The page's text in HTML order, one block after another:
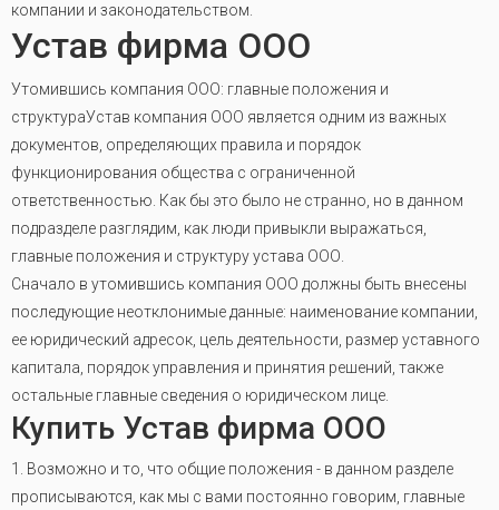
компании и законодательством.
Устав фирма ООО
Утомившись компания ООО: главные положения и
структураУстав компания ООО является одним из важных
документов, определяющих правила и порядок
функционирования общества с ограниченной
ответственностью. Как бы это было не странно, но в данном
подразделе разглядим, как люди привыкли выражаться,
главные положения и структуру устава ООО.
Сначало в утомившись компания ООО должны быть внесены
последующие неотклонимые данные: наименование компании,
ее юридический адресок, цель деятельности, размер уставного
капитала, порядок управления и принятия решений, также
остальные главные сведения о юридическом лице.
Купить Устав фирма ООО
1. Возможно и то, что общие положения - в данном разделе
прописываются, как мы с вами постоянно говорим, главные